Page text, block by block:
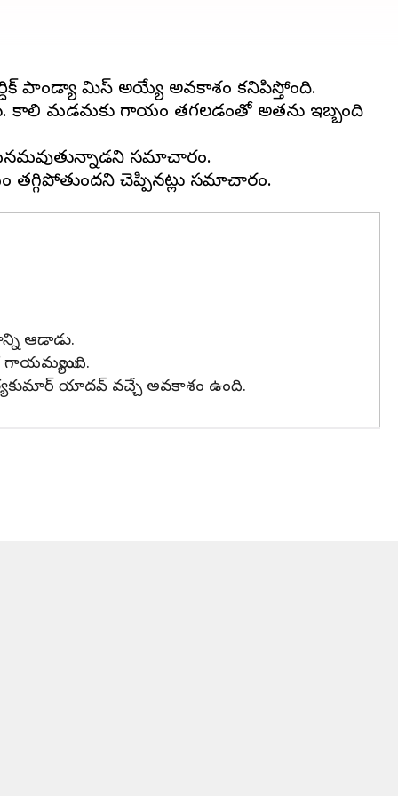
పాండ్యా మిస్ అయ్యే అవకాశం కనిపిస్తోంది.
కాలి మడమకు గాయం తగలడంతో అతను ఇబ్బంది
సమాచారం.
ఆడాడు.
గాయమయ్యింది.
యాదవ్ వచ్చే అవకాశం ఉంది.